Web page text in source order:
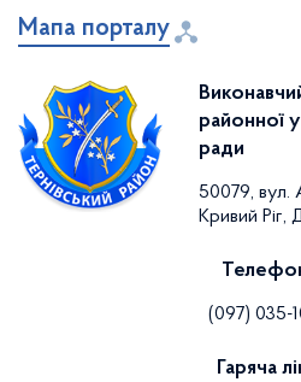
Мапа порталу
районної
ради
50079, вул.
Кривий Ріг,
(097) 035-
Гаряча